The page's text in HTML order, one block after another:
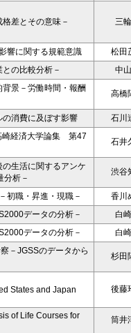
差とその意味－ 三
響に関する規範意識
松田
の比較分析－
中
景－労働時間・報酬
高橋
消費に及ぼす影響
石川
崎経済大学論集 第47
石井
生活に関するアンケ
分析－
渋谷
初職・昇進・現職－
香川
データの分析－
白
データの分析－
白
－JGSSのデータから
杉田
States and Japan 後藤
of Life Courses for
筒井